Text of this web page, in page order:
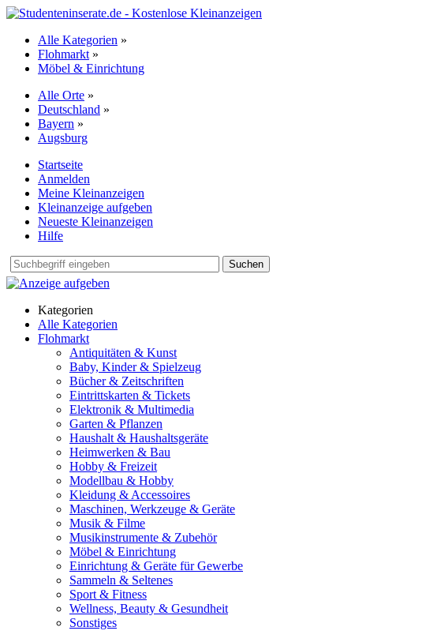
Alle Kategorien »
Flohmarkt »
Möbel & Einrichtung
Alle Orte »
Deutschland »
Bayern »
Augsburg
Startseite
Anmelden
Meine Kleinanzeigen
Kleinanzeige aufgeben
Neueste Kleinanzeigen
Hilfe
Suchen
Kategorien
Alle Kategorien
Flohmarkt
Antiquitäten & Kunst
Baby, Kinder & Spielzeug
Bücher & Zeitschriften
Eintrittskarten & Tickets
Elektronik & Multimedia
Garten & Pflanzen
Haushalt & Haushaltsgeräte
Heimwerken & Bau
Hobby & Freizeit
Modellbau & Hobby
Kleidung & Accessoires
Maschinen, Werkzeuge & Geräte
Musik & Filme
Musikinstrumente & Zubehör
Möbel & Einrichtung
Einrichtung & Geräte für Gewerbe
Sammeln & Seltenes
Sport & Fitness
Wellness, Beauty & Gesundheit
Sonstiges